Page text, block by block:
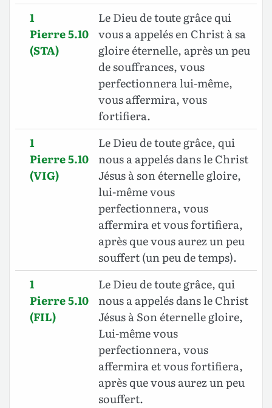
1
Pierre 5.10
(STA)
Le Dieu de toute grâce qui
vous a appelés en Christ à sa
gloire éternelle, après un peu
de souffrances, vous
perfectionnera lui-même,
vous affermira, vous
fortifiera.
1
Pierre 5.10
(VIG)
Le Dieu de toute grâce, qui
nous a appelés dans le Christ
Jésus à son éternelle gloire,
lui-même vous
perfectionnera, vous
affermira et vous fortifiera,
après que vous aurez un peu
souffert (un peu de temps).
1
Pierre 5.10
(FIL)
Le Dieu de toute grâce, qui
nous a appelés dans le Christ
Jésus à Son éternelle gloire,
Lui-même vous
perfectionnera, vous
affermira et vous fortifiera,
après que vous aurez un peu
souffert.